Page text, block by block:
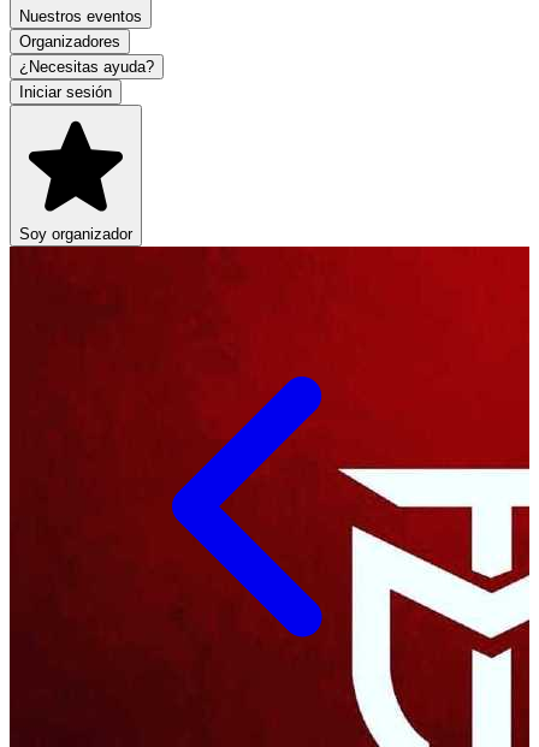
Nuestros eventos
Organizadores
¿Necesitas ayuda?
Iniciar sesión
Soy organizador